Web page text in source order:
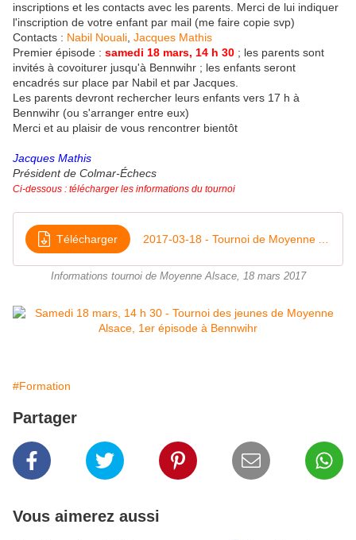
inscriptions et les contacts avec les parents. Merci de lui indiquer
l'inscription de votre enfant par mail (me faire copie svp)
Contacts : Nabil Nouali Jacques Mathis
Premier épisode : samedi 18 mars, 14 h 30 ; les parents sont
invités à covoiturer jusqu'à Bennwihr ; les enfants seront
encadrés sur place par Nabil et par Jacques.
Les parents devront rechercher leurs enfants vers 17 h à
Bennwihr (ou s'arranger entre eux)
Merci et au plaisir de vous rencontrer bientôt
Jacques Mathis
Président de Colmar-Échecs
Ci-dessous : télécharger les informations du tournoi
Télécharger
Informations tournoi de Moyenne Alsace, 18 mars 2017
#Formation
Partager
Vous aimerez aussi